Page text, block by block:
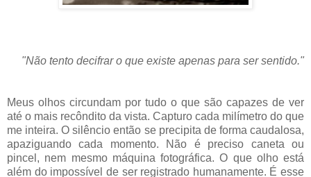
"Não tento decifrar o que existe apenas para ser sentido."
Meus olhos circundam por tudo o que são capazes de ver
até o mais recôndito da vista. Capturo cada milímetro do que
me inteira. O silêncio então se precipita de forma caudalosa,
apaziguando cada momento. Não é preciso caneta ou
pincel, nem mesmo máquina fotográfica. O que olho está
além do impossível de ser registrado humanamente. É esse